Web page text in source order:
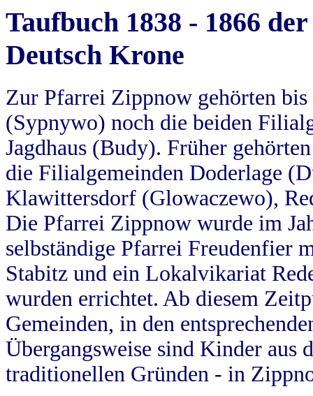
Taufbuch 1838 - 1866
Deutsch Krone
Zur Pfarrei Zippnow gehörten
(Sypnywo) noch die beiden
Jagdhaus (Budy). Früher
die Filialgemeinden Doderlage
Klawittersdorf (Glowaczewo),
Die Pfarrei Zippnow wurde im
selbständige Pfarrei Freudenfier
Stabitz und ein Lokalvikariat
wurden errichtet. Ab diesem
Gemeinden, in den
Übergangsweise sind Kinder aus
traditionellen Gründen - in